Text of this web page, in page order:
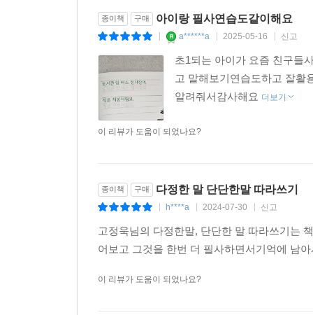
종이책 구매 아이랑 필사연습도같이해요
a******a 2025-05-16 신고
초1되는 아이가 요즘 친구들
고 말해보기연습도하고 잘활
알려줘서감사해요 더보기
이 리뷰가 도움이 되었나요?
종이책 구매 다정한 말 단단한말 따라쓰기
h****a 2024-07-30 신고
고정욱님의 다정한말, 단단한 말 따라쓰기는
어보고 그것을 한번 더 필사하면서기억에 남
이 리뷰가 도움이 되었나요?